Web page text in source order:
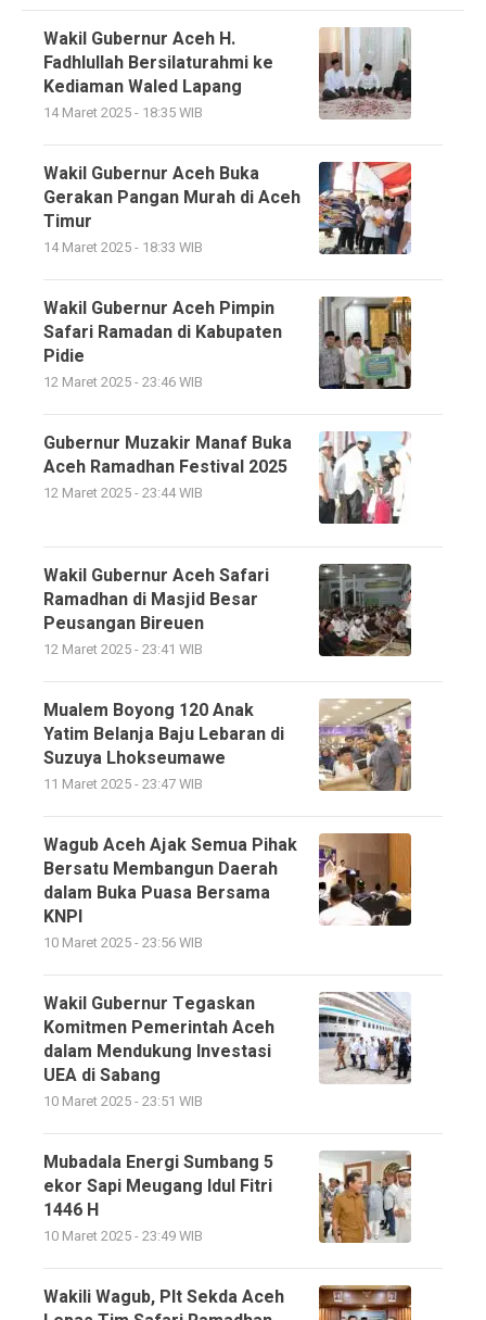
Wakil Gubernur Aceh H.
Fadhlullah Bersilaturahmi ke
Kediaman Waled Lapang
14 Maret 2025 - 18:35 WIB
Wakil Gubernur Aceh Buka
Gerakan Pangan Murah di Aceh
Timur
14 Maret 2025 - 18:33 WIB
Wakil Gubernur Aceh Pimpin
Safari Ramadan di Kabupaten
Pidie
12 Maret 2025 - 23:46 WIB
Gubernur Muzakir Manaf Buka
Aceh Ramadhan Festival 2025
12 Maret 2025 - 23:44 WIB
Wakil Gubernur Aceh Safari
Ramadhan di Masjid Besar
Peusangan Bireuen
12 Maret 2025 - 23:41 WIB
Mualem Boyong 120 Anak
Yatim Belanja Baju Lebaran di
Suzuya Lhokseumawe
11 Maret 2025 - 23:47 WIB
Wagub Aceh Ajak Semua Pihak
Bersatu Membangun Daerah
dalam Buka Puasa Bersama
KNPI
10 Maret 2025 - 23:56 WIB
Wakil Gubernur Tegaskan
Komitmen Pemerintah Aceh
dalam Mendukung Investasi
UEA di Sabang
10 Maret 2025 - 23:51 WIB
Mubadala Energi Sumbang 5
ekor Sapi Meugang Idul Fitri
1446 H
10 Maret 2025 - 23:49 WIB
Wakili Wagub, Plt Sekda Aceh